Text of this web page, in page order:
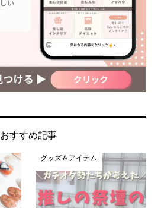
おすすめ記事
グッズ＆アイテム